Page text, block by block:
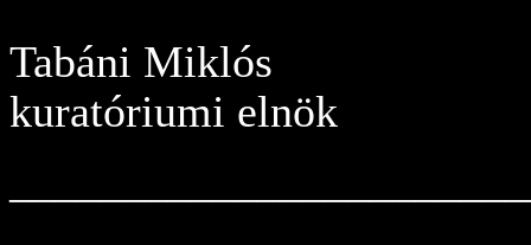
Tabáni Miklós
kuratóriumi elnök